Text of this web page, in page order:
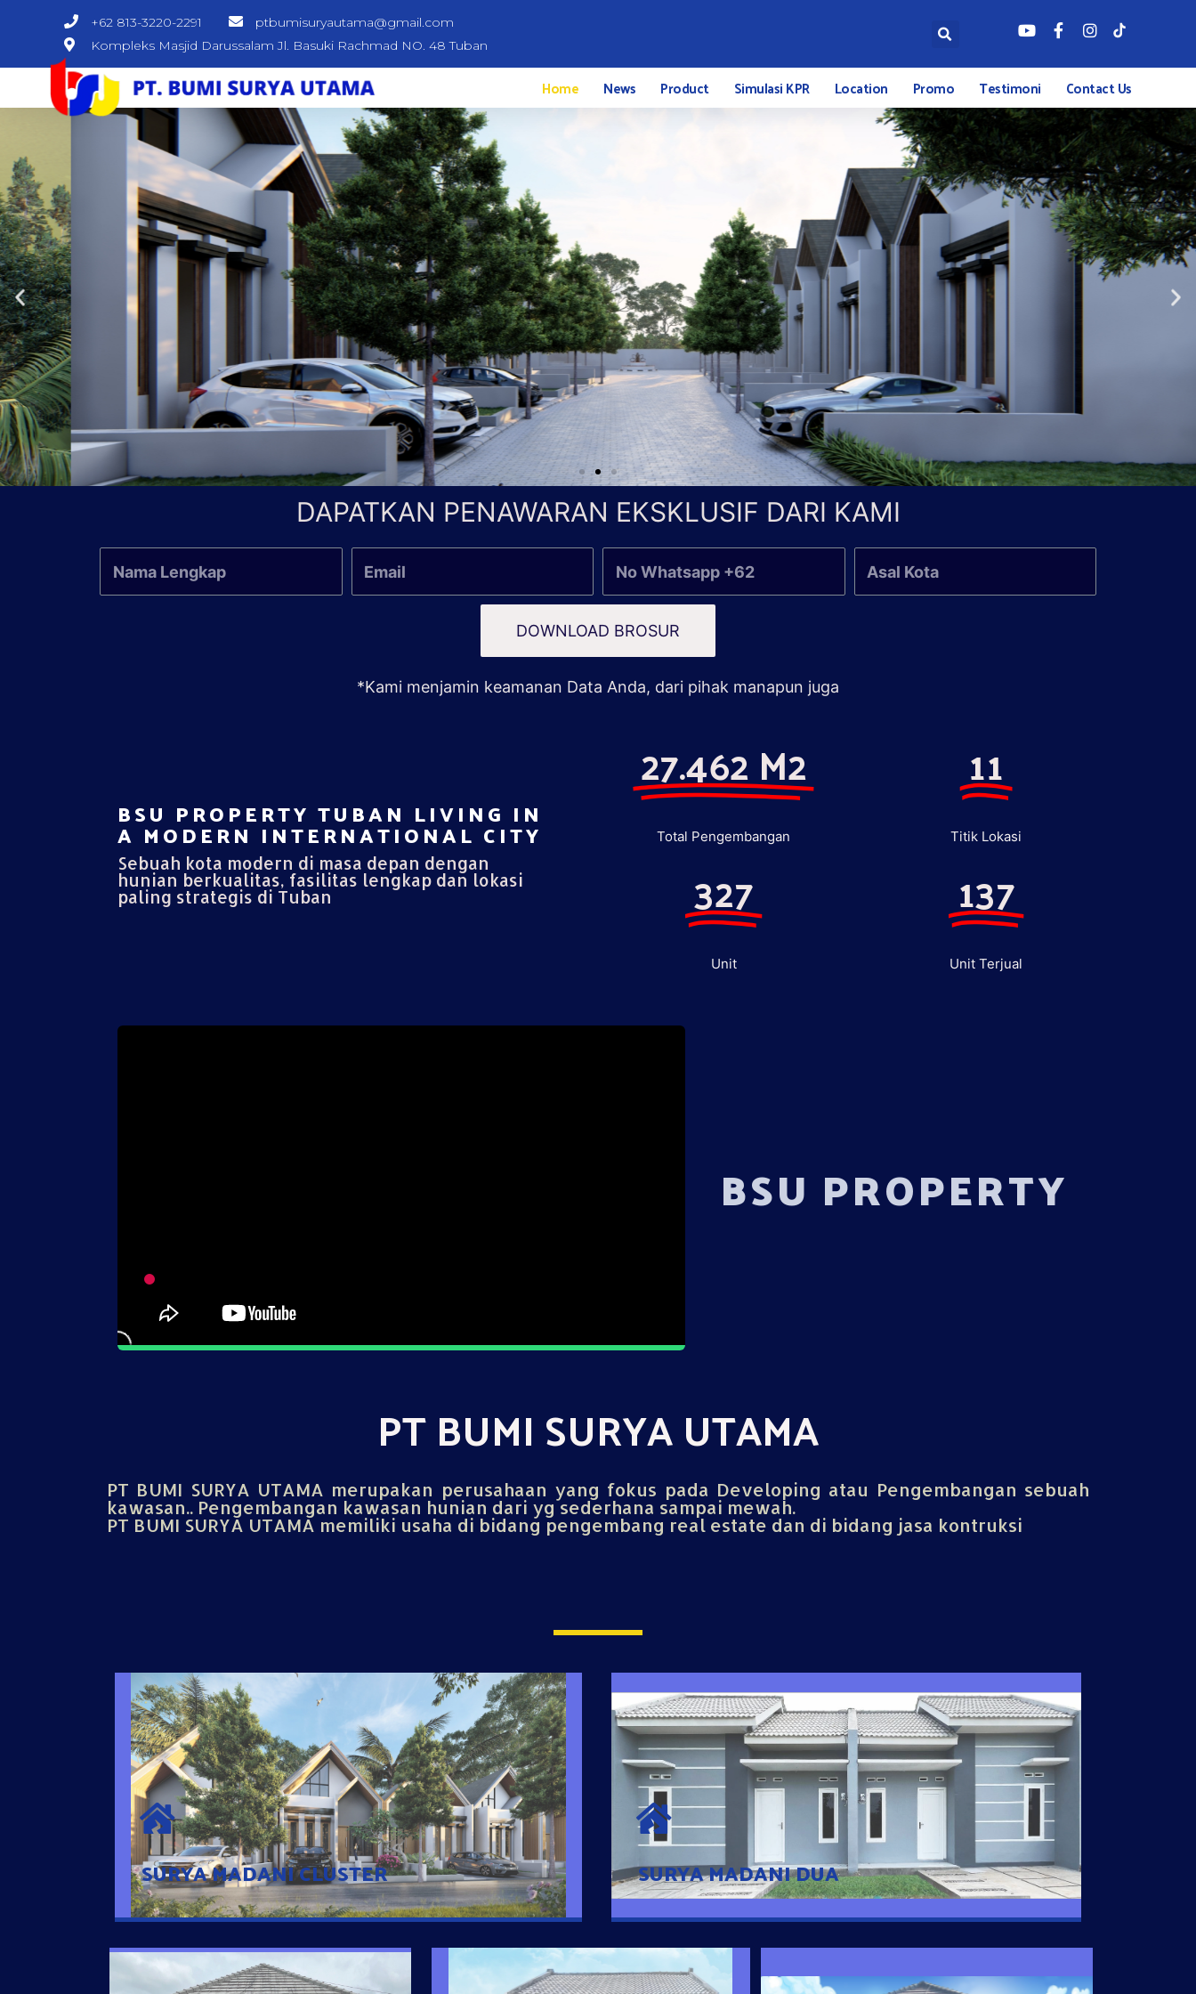
+62 813-3220-2291
ptbumisuryautama@gmail.com
Kompleks Masjid Darussalam Jl. Basuki Rachmad NO. 48 Tuban
Home News Product Simulasi KPR Location Promo Testimoni Contact Us
DAPATKAN PENAWARAN EKSKLUSIF DARI KAMI
DOWNLOAD BROSUR
*Kami menjamin keamanan Data Anda, dari pihak manapun juga
BSU PROPERTY TUBAN LIVING IN
A MODERN INTERNATIONAL CITY​
Sebuah kota modern di masa depan dengan
hunian berkualitas, fasilitas lengkap dan lokasi
paling strategis di Tuban
27.462 M2
Total Pengembangan
327
Unit
11
Titik Lokasi
137
Unit Terjual
BSU PROPERTY
PT BUMI SURYA UTAMA
PT BUMI SURYA UTAMA merupakan perusahaan yang fokus pada Developing atau Pengembangan sebuah
kawasan.. Pengembangan kawasan hunian dari yg sederhana sampai mewah.
PT BUMI SURYA UTAMA memiliki usaha di bidang pengembang real estate dan di bidang jasa kontruksi
SURYA MADANI CLUSTER
SURYA MADANI CLUSTER
Desain Modern Minimalis dengan Konsep Rumah Pintar
Sehingga Memudahkan Penghuni mengakses rumahnya dengan
Ponsel
SURYA MADANI DUA
SURYA MADANI DUA
Satu-satunya Hunian nyaman dengan harga subsidi hanya 100
jutaan dengan lokasi strategis di Tuban